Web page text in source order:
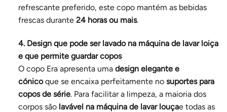
refrescante preferido, este copo mantém as bebidas
frescas durante 24 horas ou mais.
4. Design que pode ser lavado na máquina de lavar loiça
e que permite guardar copos
O copo Era apresenta uma design elegante e
cónicoque se encaixa perfeitamente no suportes para
copos de série. Para facilitar a limpeza, a maioria dos
corpos são lavável na máquina de lavar louçae todas as